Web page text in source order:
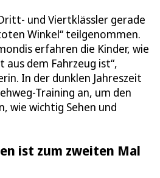
und Viertklässler gerade
Winkel“ teilgenommen.
erfahren die Kinder, wie
aus dem Fahrzeug ist“,
In der dunklen Jahreszeit
Training an, um den
wie wichtig Sehen und
ist zum zweiten Mal